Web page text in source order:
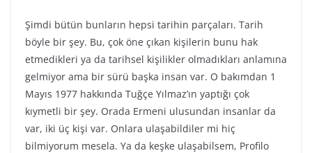
Şimdi bütün bunların hepsi tarihin parçaları. Tarih
böyle bir şey. Bu, çok öne çıkan kişilerin bunu hak
etmedikleri ya da tarihsel kişilikler olmadıkları anlamına
gelmiyor ama bir sürü başka insan var. O bakımdan 1
Mayıs 1977 hakkında Tuğçe Yılmaz’ın yaptığı çok
kıymetli bir şey. Orada Ermeni ulusundan insanlar da
var, iki üç kişi var. Onlara ulaşabildiler mi hiç
bilmiyorum mesela. Ya da keşke ulaşabilsem, Profilo